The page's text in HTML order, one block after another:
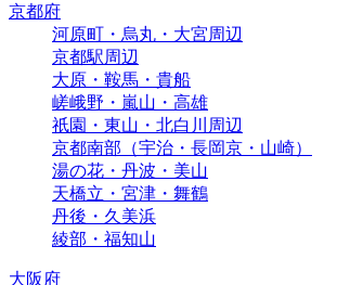
京都府
河原町・烏丸・大宮周辺
京都駅周辺
大原・鞍馬・貴船
嵯峨野・嵐山・高雄
祇園・東山・北白川周辺
京都南部（宇治・長岡京・山崎）
湯の花・丹波・美山
天橋立・宮津・舞鶴
丹後・久美浜
綾部・福知山
大阪府